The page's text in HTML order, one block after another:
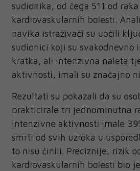
sudionika, od čega 511 od
kardiovaskularnih bolesti.
navika istraživači su uočili
sudionici koji su svakodnevno
kratka, ali intenzivna naleta
aktivnosti, imali su značajno
Rezultati su pokazali da su
prakticirale tri jednominutna
intenzivne aktivnosti imale
smrti od svih uzroka u
to nisu činili. Preciznije, rizik
kardiovaskularnih bolesti bio